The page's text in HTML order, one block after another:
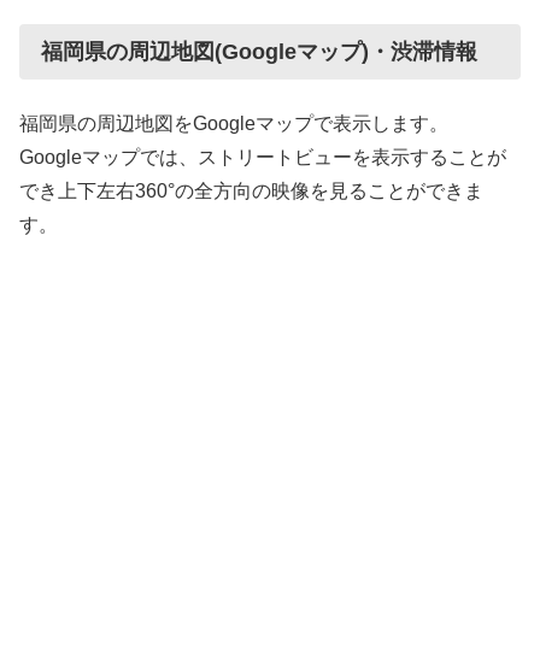
福岡県の周辺地図(Googleマップ)・渋滞情報
福岡県の周辺地図をGoogleマップで表示します。
Googleマップでは、ストリートビューを表示することが
でき上下左右360°の全方向の映像を見ることができま
す。